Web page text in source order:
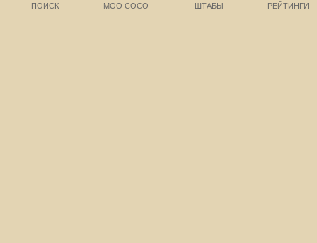
ПОИСК МОО СОСО ШТАБЫ РЕЙТИНГИ